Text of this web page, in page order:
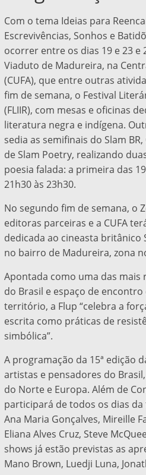
Com o tema Ideias para
Escrevivências, Sonhos e
ocorrer entre os dias 19 e 23 e
Viaduto de Madureira, na
(CUFA), que entre outras
fim de semana, o Festival
(FLIIR), com mesas e oficinas
literatura negra e indígena.
sedia as semifinais do Slam
de Slam Poetry, realizando
poesia falada: a primeira das
21h30 às 23h30.
No segundo fim de semana, o
editoras parceiras e a CUFA
dedicada ao cineasta britânico
no bairro de Madureira, zona
Apontada como uma das mais
do Brasil e espaço de
território, a Flup “celebra a
escrita como práticas de
simbólica”.
A programação da 15ª edição
artistas e pensadores do
do Norte e Europa. Além de
participará de todos os dias da
Ana Maria Gonçalves, Mireille
Eliana Alves Cruz, Steve
shows já estão previstas as
Mano Brown, Luedji Luna,